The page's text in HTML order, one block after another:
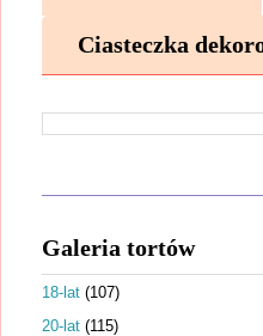
Ciasteczka
Galeria tortów
18-lat (107)
20-lat (115)